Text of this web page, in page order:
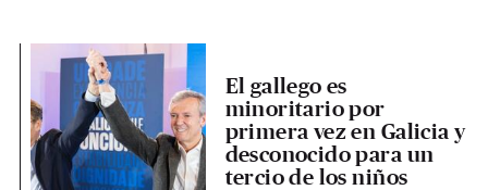
El gallego es
minoritario por
primera vez en Galicia y
desconocido para un
tercio de los niños